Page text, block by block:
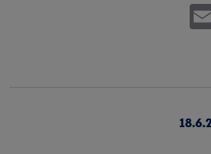
Facebook